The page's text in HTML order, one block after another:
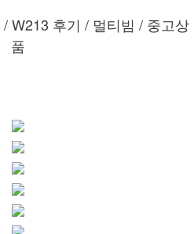
/W213 후기 / 멀티빔 / 중고상
품